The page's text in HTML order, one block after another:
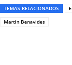
TEMAS RELACIONADOS
Martín Benavides